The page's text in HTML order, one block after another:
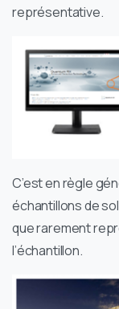
représentative.
C’est en règle
échantillons de
que rarement
l’échantillon.